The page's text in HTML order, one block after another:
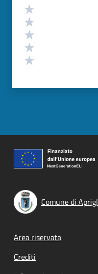
Valutazione
Comune di
Footer menu
Area riservata
Crediti